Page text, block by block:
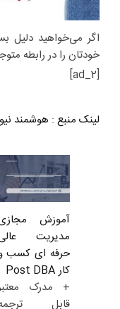
اگر می‌خواهید دلیل
خودتان را در رابطه
[ad_2]
لینک منبع : هوشمند
آموزش
مدیریت
حرفه ای کسب
کار Post DBA
+ مدرک
قابل